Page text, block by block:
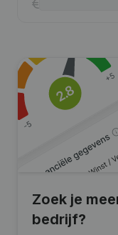
Zoek je
bedrijf?